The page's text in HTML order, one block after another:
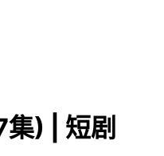
) | 短剧